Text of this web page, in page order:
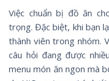
Việc chuẩn bị đồ ăn
trọng. Đặc biệt, khi bạn
thành viên trong nhóm.
câu hỏi đang được
menu món ăn ngon mà